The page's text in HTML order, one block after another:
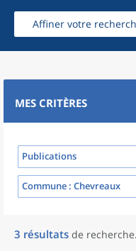
Affiner votre
MES CRITÈRES
Publications
Commune : Chevreaux
3 résultats de recherche.